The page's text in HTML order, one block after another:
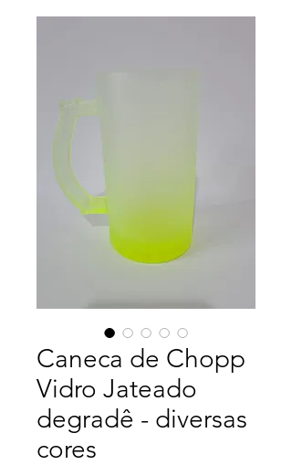
Caneca de Chopp
Vidro Jateado
degradê - diversas
cores